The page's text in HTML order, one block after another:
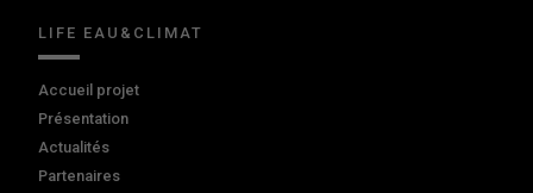
LIFE EAU&CLIMAT
Accueil projet
Présentation
Actualités
Partenaires